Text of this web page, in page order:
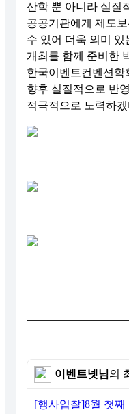
산학 뿐 아니라 실질
공공기관에게 제도
수 있어 더욱 의미 있
개최를 함께 준비한
한국이벤트컨벤션학
향후 실질적으로 반
적극적으로 노력하
이벤트넷님의